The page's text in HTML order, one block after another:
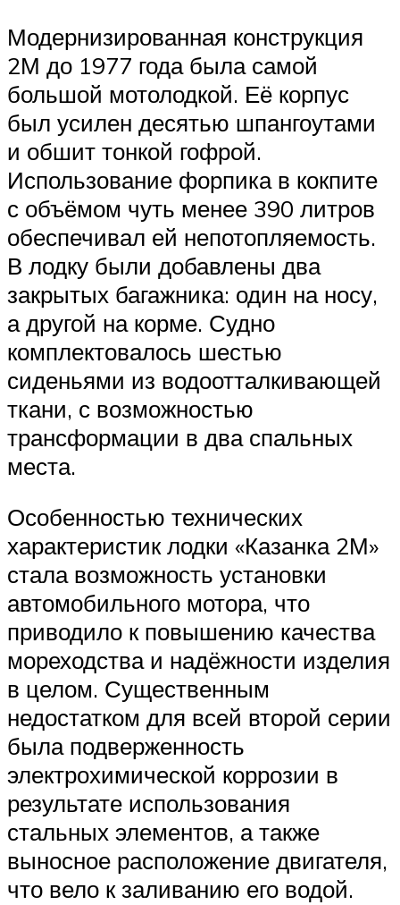
Модернизированная конструкция
2М до 1977 года была самой
большой мотолодкой. Её корпус
был усилен десятью шпангоутами
и обшит тонкой гофрой.
Использование форпика в кокпите
с объёмом чуть менее 390 литров
обеспечивал ей непотопляемость.
В лодку были добавлены два
закрытых багажника: один на носу,
а другой на корме. Судно
комплектовалось шестью
сиденьями из водоотталкивающей
ткани, с возможностью
трансформации в два спальных
места.
Особенностью технических
характеристик лодки «Казанка 2М»
стала возможность установки
автомобильного мотора, что
приводило к повышению качества
мореходства и надёжности изделия
в целом. Существенным
недостатком для всей второй серии
была подверженность
электрохимической коррозии в
результате использования
стальных элементов, а также
выносное расположение двигателя,
что вело к заливанию его водой.